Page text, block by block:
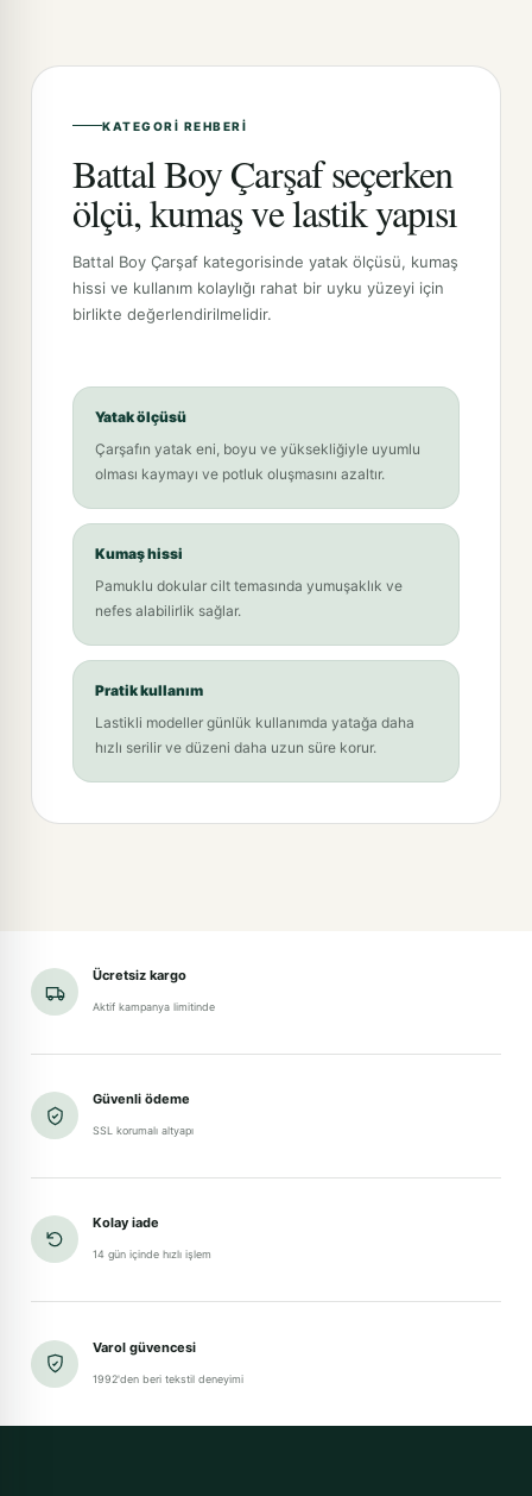
KATEGORI REHBERI
Battal Boy Çarşaf seçerken
ölçü, kumaş ve lastik yapısı
Battal Boy Çarşaf kategorisinde yatak ölçüsü, kumaş
hissi ve kullanım kolaylığı rahat bir uyku yüzeyi için
birlikte değerlendirilmelidir.
Yatak ölçüsü
Çarşafın yatak eni, boyu ve yüksekliğiyle uyumlu
olması kaymayı ve potluk oluşmasını azaltır.
Kumaş hissi
Pamuklu dokular cilt temasında yumuşaklık ve
nefes alabilirlik sağlar.
Pratik kullanım
Lastikli modeller günlük kullanımda yatağa daha
hızlı serilir ve düzeni daha uzun süre korur.
Ücretsiz kargo
Aktif kampanya limitinde
Güvenli ödeme
SSL korumalı altyapı
Kolay iade
14 gün içinde hızlı işlem
Varol güvencesi
1992'den beri tekstil deneyimi